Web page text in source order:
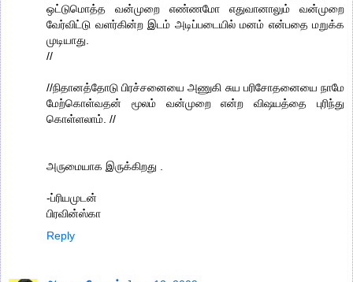
ஒட்டுமொத்த வன்முறை எண்ணமோ எதுவானாலும் வன்முறை
வேர்விட்டு வளர்கின்ற இடம் அடிப்படையில் மனம் என்பதை மறுக்க
முடியாது.
//
//நிதானத்தோடு பிரச்சனையை அணுகி சுய பரிசோதனையை நாமே
மேற்கொள்வதன் மூலம் வன்முறை என்ற விஷயத்தை புரிந்து
கொள்ளலாம். //
அருமையாக இருக்கிறது .
-ப்ரியமுடன்
பிரவின்ஸ்கா
Reply